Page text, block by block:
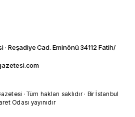
Reşadiye Cad. Eminönü 34112 Fatih/
· Tüm hakları saklıdır · Bir İstanbul
Odası yayınıdır